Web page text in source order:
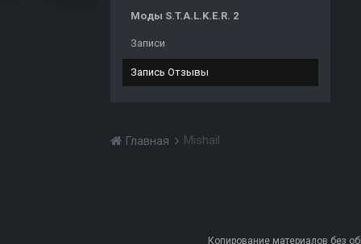
Моды S.T.A.L.K.E.R. 2
Записи
Запись Отзывы
Главная Mishail
Копирование материалов без